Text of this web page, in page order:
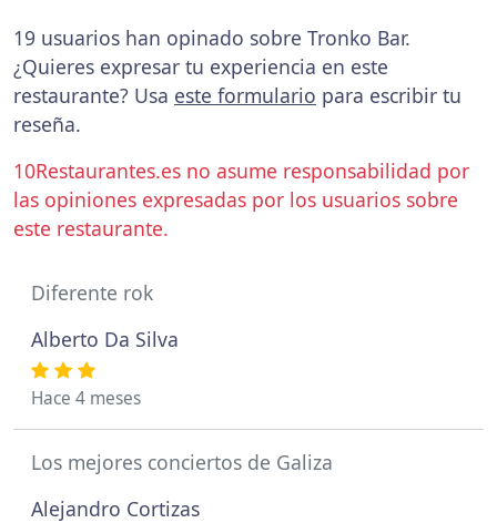
19 usuarios han opinado sobre Tronko Bar.
¿Quieres expresar tu experiencia en este
restaurante? Usa este formulario para escribir tu
reseña.
10Restaurantes.es no asume responsabilidad por
las opiniones expresadas por los usuarios sobre
este restaurante.
Diferente rok
Alberto Da Silva
Hace 4 meses
Los mejores conciertos de Galiza
Alejandro Cortizas